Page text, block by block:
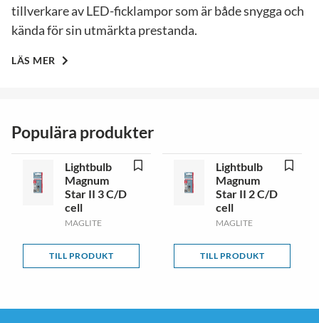
tillverkare av LED-ficklampor som är både snygga och
kända för sin utmärkta prestanda.
LÄS MER
Populära produkter
Lightbulb
Magnum
Star II 3 C/D
cell
MAGLITE
TILL PRODUKT
Lightbulb
Magnum
Star II 2 C/D
cell
MAGLITE
TILL PRODUKT